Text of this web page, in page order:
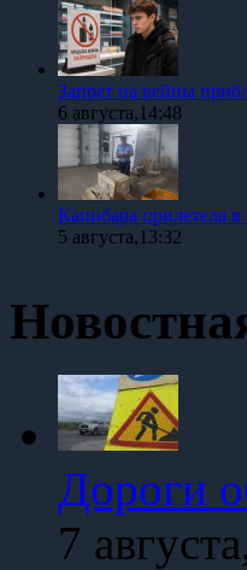
Запрет на вейпы
6 августа,14:48
Капибара прилетела
5 августа,13:32
Дороги
7